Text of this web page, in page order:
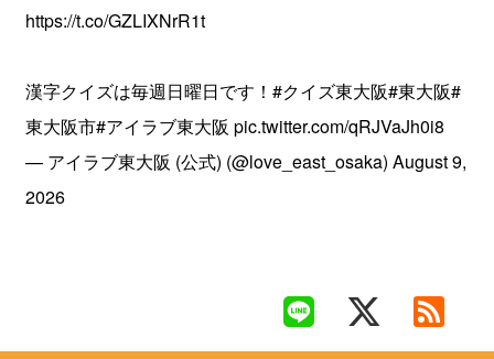
https://t.co/GZLIXNrR1t
漢字クイズは毎週日曜日です！#クイズ東大阪#東大阪#
東大阪市#アイラブ東大阪 pic.twitter.com/qRJVaJh0i8
— アイラブ東大阪 (公式) (@love_east_osaka)August 9,
2026